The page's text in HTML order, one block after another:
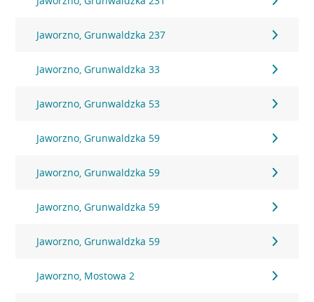
Jaworzno, Grunwaldzka 237
Jaworzno, Grunwaldzka 33
Jaworzno, Grunwaldzka 53
Jaworzno, Grunwaldzka 59
Jaworzno, Grunwaldzka 59
Jaworzno, Grunwaldzka 59
Jaworzno, Grunwaldzka 59
Jaworzno, Mostowa 2